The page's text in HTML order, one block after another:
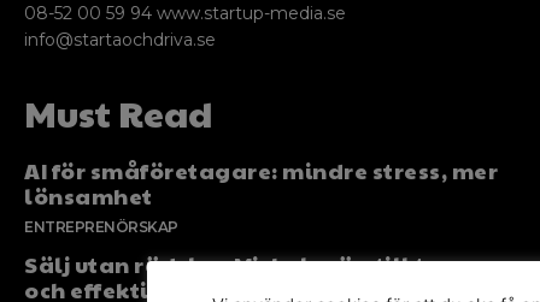
08-52 00 59 94 www.startup-media.se
info@startaochdriva.se
Must Read
AI för småföretagare: mindre stress, mer
lönsamhet
ENTREPRENÖRSKAP
Sälj utan rädsla – Michels väg till trygg
och effektiv försäljning